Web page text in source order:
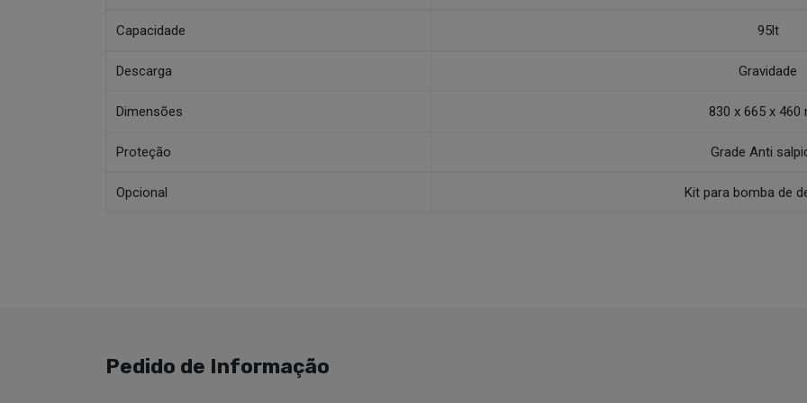
Capacidade 95lt
Descarga Gravidade
Dimensões 830 x 665 x 460
Proteção Grade Anti
Opcional Kit para bomba de
Pedido de Informação